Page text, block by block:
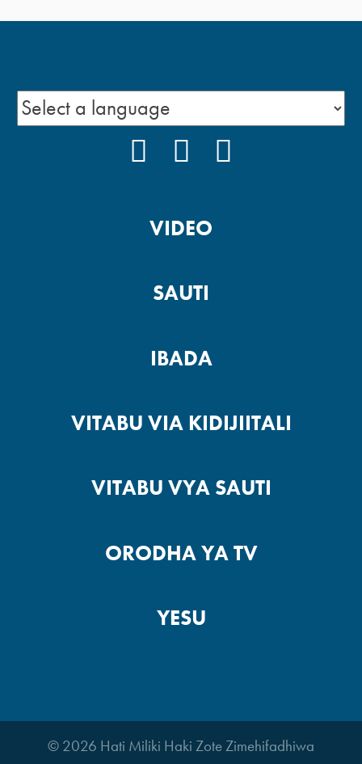
VIDEO
SAUTI
IBADA
VITABU VIA KIDIJIITALI
VITABU VYA SAUTI
ORODHA YA TV
YESU
© 2026 Hati Miliki Haki Zote Zimehifadhiwa